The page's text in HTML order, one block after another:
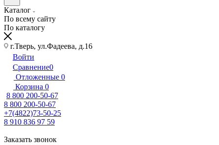
Каталог
По всему сайту
По каталогу
г.Тверь, ул.Фадеева, д.16
Войти
Сравнение0
Отложенные 0
Корзина 0
8 800 200-50-67
8 800 200-50-67
+7(4822)73-50-25
8 910 836 97 59
Заказать звонок